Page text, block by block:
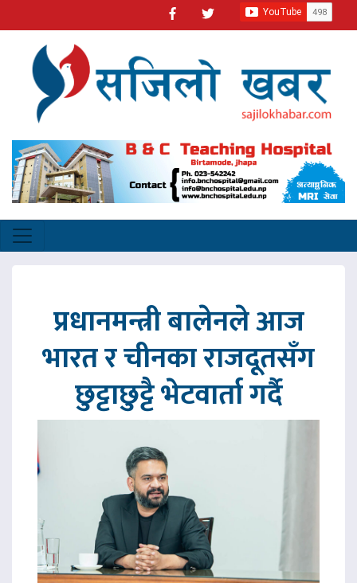
प्रधानमन्त्री बालेनले आज
भारत र चीनका राजदूतसँग
छुट्टाछुट्टै भेटवार्ता गर्दै